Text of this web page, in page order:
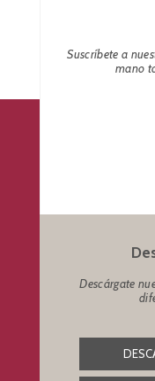
Suscríbete a
mano
Descárgate